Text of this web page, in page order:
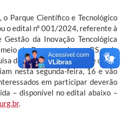
Parque Científico e Tecnológico
o edital nº 001/2024, referente à
da Inovação Tencológica
do Programa Inova RS e da
do Estado do Rio Grande do Sul
nesta segunda-feira, 16 e vão
em participar deverão
– disponível no edital abaixo –
.